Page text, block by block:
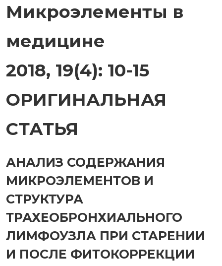
Микроэлементы в
медицине
2018, 19(4): 10-15
ОРИГИНАЛЬНАЯ
СТАТЬЯ
АНАЛИЗ СОДЕРЖАНИЯ
МИКРОЭЛЕМЕНТОВ И
СТРУКТУРА
ТРАХЕОБРОНХИАЛЬНОГО
ЛИМФОУЗЛА ПРИ СТАРЕНИИ
И ПОСЛЕ ФИТОКОРРЕКЦИИ